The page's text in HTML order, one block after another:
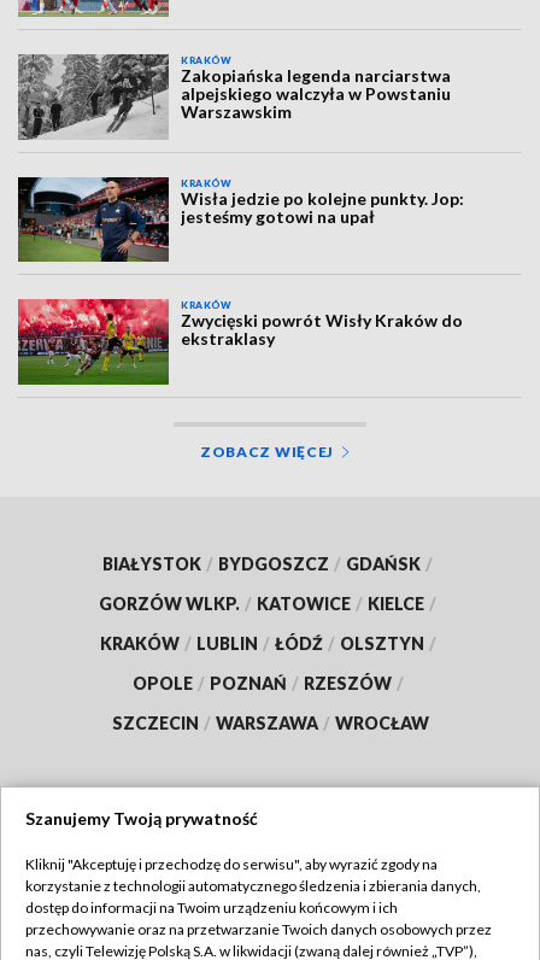
KRAKÓW
Zakopiańska legenda narciarstwa
alpejskiego walczyła w Powstaniu
Warszawskim
KRAKÓW
Wisła jedzie po kolejne punkty. Jop:
jesteśmy gotowi na upał
KRAKÓW
Zwycięski powrót Wisły Kraków do
ekstraklasy
ZOBACZ WIĘCEJ
BIAŁYSTOK / BYDGOSZCZ / GDAŃSK /
GORZÓW WLKP. / KATOWICE / KIELCE /
KRAKÓW / LUBLIN / ŁÓDŹ / OLSZTYN /
OPOLE / POZNAŃ / RZESZÓW /
SZCZECIN / WARSZAWA / WROCŁAW
TVP
Abonament TVP
Regulamin TVP
Szanujemy Twoją prywatność
Kliknij "Akceptuję i przechodzę do serwisu", aby wyrazić zgody na
korzystanie z technologii automatycznego śledzenia i zbierania danych,
dostęp do informacji na Twoim urządzeniu końcowym i ich
przechowywanie oraz na przetwarzanie Twoich danych osobowych przez
nas, czyli Telewizję Polską S.A. w likwidacji (zwaną dalej również „TVP”),